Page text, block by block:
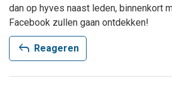
dan op hyves naast leden, binnenkort
Facebook zullen gaan ontdekken!
reply Reageren